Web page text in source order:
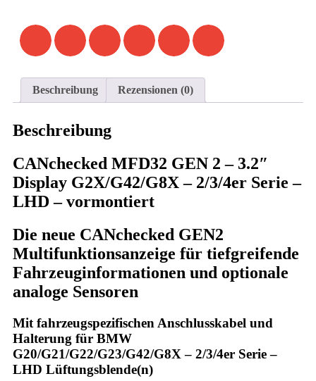
Beschreibung Rezensionen (0)
Beschreibung
CANchecked MFD32 GEN 2 – 3.2″
Display G2X/G42/G8X – 2/3/4er Serie –
LHD – vormontiert
Die neue CANchecked GEN2
Multifunktionsanzeige für tiefgreifende
Fahrzeuginformationen und optionale
analoge Sensoren
Mit fahrzeugspezifischen Anschlusskabel und
Halterung für BMW
G20/G21/G22/G23/G42/G8X – 2/3/4er Serie –
LHD Lüftungsblende(n)